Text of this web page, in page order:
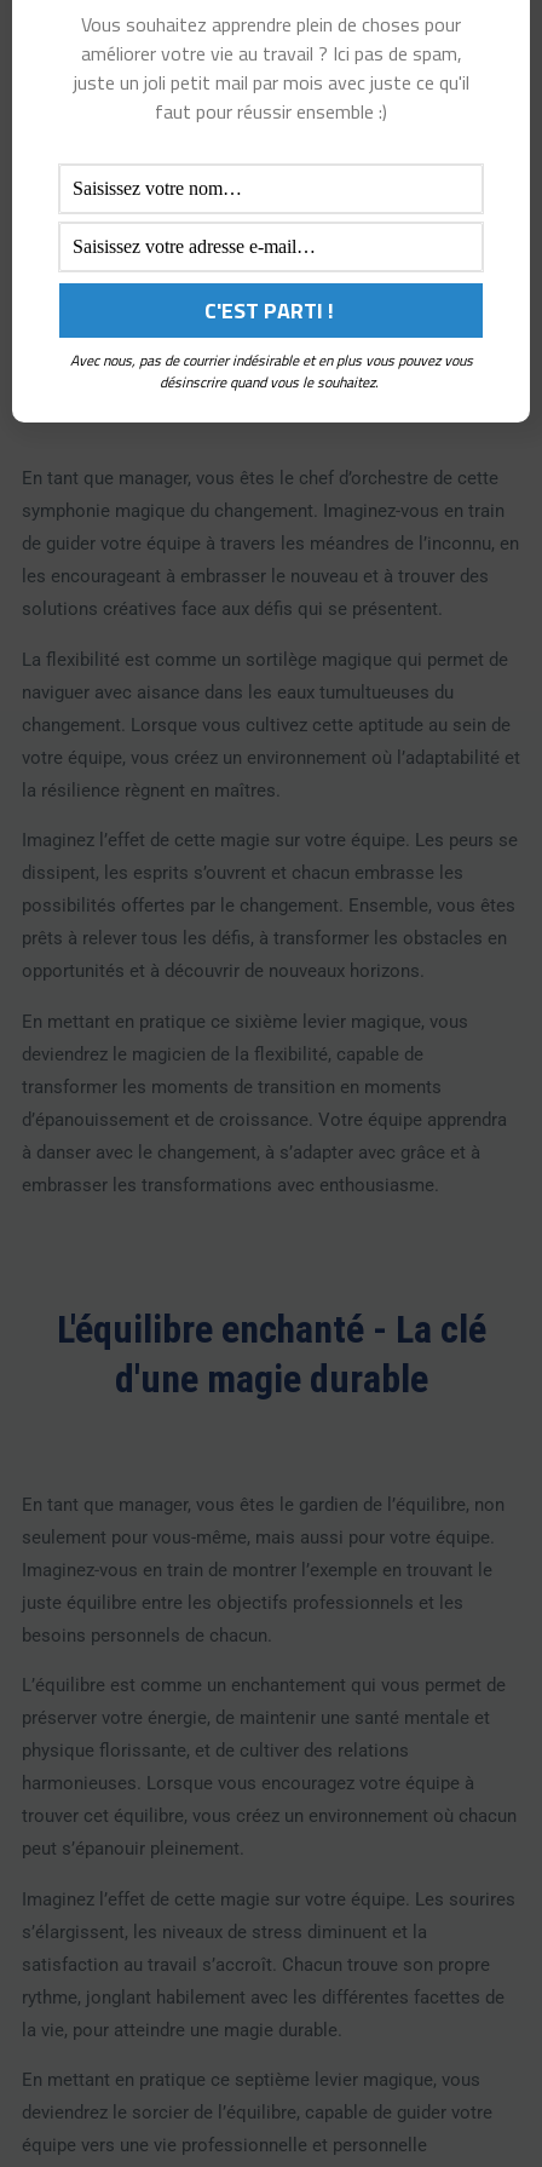
collaboration. Vous serez capable d’insuffler un esprit
d’équipe puissant, où la confiance règne et où les idées
brillantes éclosent dans une danse envoûtante.
La flexibilité enchantée -
S'adapter aux défis magiques
du changement
En tant que manager, vous êtes le chef d’orchestre de cette
symphonie magique du changement. Imaginez-vous en train
de guider votre équipe à travers les méandres de l’inconnu, en
les encourageant à embrasser le nouveau et à trouver des
solutions créatives face aux défis qui se présentent.
La flexibilité est comme un sortilège magique qui permet de
naviguer avec aisance dans les eaux tumultueuses du
changement. Lorsque vous cultivez cette aptitude au sein de
votre équipe, vous créez un environnement où l’adaptabilité et
la résilience règnent en maîtres.
Imaginez l’effet de cette magie sur votre équipe. Les peurs se
dissipent, les esprits s’ouvrent et chacun embrasse les
possibilités offertes par le changement. Ensemble, vous êtes
prêts à relever tous les défis, à transformer les obstacles en
opportunités et à découvrir de nouveaux horizons.
En mettant en pratique ce sixième levier magique, vous
deviendrez le magicien de la flexibilité, capable de
transformer les moments de transition en moments
d’épanouissement et de croissance. Votre équipe apprendra
à danser avec le changement, à s’adapter avec grâce et à
embrasser les transformations avec enthousiasme.
L'équilibre enchanté - La clé
d'une magie durable
En tant que manager, vous êtes le gardien de l’équilibre, non
seulement pour vous-même, mais aussi pour votre équipe.
Imaginez-vous en train de montrer l’exemple en trouvant le
juste équilibre entre les objectifs professionnels et les
besoins personnels de chacun.
L’équilibre est comme un enchantement qui vous permet de
préserver votre énergie, de maintenir une santé mentale et
physique florissante, et de cultiver des relations
harmonieuses. Lorsque vous encouragez votre équipe à
trouver cet équilibre, vous créez un environnement où chacun
peut s’épanouir pleinement.
Imaginez l’effet de cette magie sur votre équipe. Les sourires
s’élargissent, les niveaux de stress diminuent et la
satisfaction au travail s’accroît. Chacun trouve son propre
rythme, jonglant habilement avec les différentes facettes de
la vie, pour atteindre une magie durable.
En mettant en pratique ce septième levier magique, vous
deviendrez le sorcier de l’équilibre, capable de guider votre
équipe vers une vie professionnelle et personnelle
Vous souhaitez apprendre plein de choses pour
améliorer votre vie au travail ? Ici pas de spam,
juste un joli petit mail par mois avec juste ce qu'il
faut pour réussir ensemble :)
Avec nous, pas de courrier indésirable et en plus vous pouvez vous
désinscrire quand vous le souhaitez.